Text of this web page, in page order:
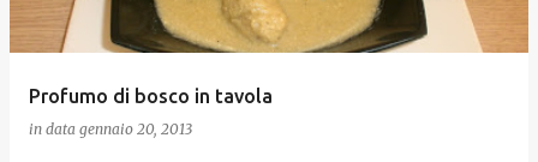
Profumo di bosco in tavola
in data gennaio 20, 2013